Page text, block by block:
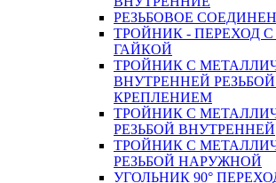
РЕЗЬБОВОЕ
ТРОЙНИК - ПЕРЕХОД
ГАЙКОЙ
ТРОЙНИК С
ВНУТРЕННЕЙ
КРЕПЛЕНИЕМ
ТРОЙНИК С
РЕЗЬБОЙ ВНУТРЕННЕЙ
ТРОЙНИК С
РЕЗЬБОЙ НАРУЖНОЙ
УГОЛЬНИК 90°